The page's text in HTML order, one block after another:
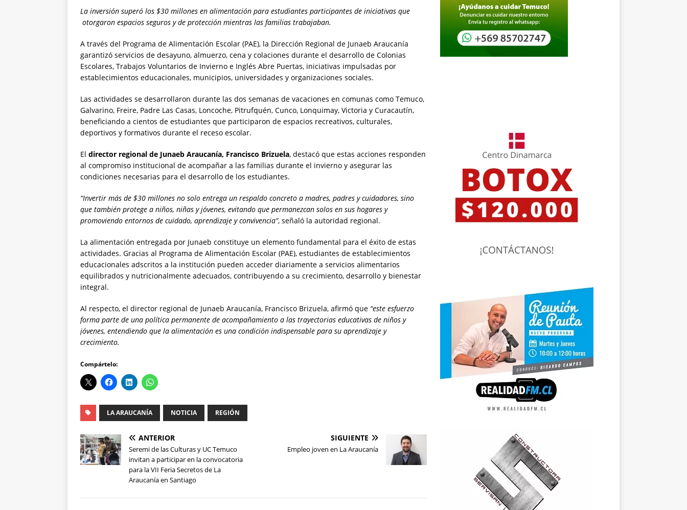
La inversión superó los $30 millones en alimentación para estudiantes participantes de iniciativas que
otorgaron espacios seguros y de protección mientras las familias trabajaban.
A través del Programa de Alimentación Escolar (PAE), la Dirección Regional de Junaeb Araucanía
garantizó servicios de desayuno, almuerzo, cena y colaciones durante el desarrollo de Colonias
Escolares, Trabajos Voluntarios de Invierno e Inglés Abre Puertas, iniciativas impulsadas por
establecimientos educacionales, municipios, universidades y organizaciones sociales.
Las actividades se desarrollaron durante las dos semanas de vacaciones en comunas como Temuco,
Galvarino, Freire, Padre Las Casas, Loncoche, Pitrufquén, Cunco, Lonquimay, Victoria y Curacautín,
beneficiando a cientos de estudiantes que participaron de espacios recreativos, culturales,
deportivos y formativos durante el receso escolar.
El director regional de Junaeb Araucanía, Francisco Brizuela, destacó que estas acciones responden
al compromiso institucional de acompañar a las familias durante el invierno y asegurar las
condiciones necesarias para el desarrollo de los estudiantes.
“Invertir más de $30 millones no solo entrega un respaldo concreto a madres, padres y cuidadores, sino
que también protege a niños, niñas y jóvenes, evitando que permanezcan solos en sus hogares y
promoviendo entornos de cuidado, aprendizaje y convivencia”, señaló la autoridad regional.
La alimentación entregada por Junaeb constituye un elemento fundamental para el éxito de estas
actividades. Gracias al Programa de Alimentación Escolar (PAE), estudiantes de establecimientos
educacionales adscritos a la institución pueden acceder diariamente a servicios alimentarios
equilibrados y nutricionalmente adecuados, contribuyendo a su crecimiento, desarrollo y bienestar
integral.
Al respecto, el director regional de Junaeb Araucanía, Francisco Brizuela, afirmó que “este esfuerzo
forma parte de una política permanente de acompañamiento a las trayectorias educativas de niños y
jóvenes, entendiendo que la alimentación es una condición indispensable para su aprendizaje y
crecimiento.
Compártelo:
LA ARAUCANÍA NOTICIA REGIÓN
ANTERIOR
Seremi de las Culturas y UC Temuco
invitan a participar en la convocatoria
para la VII Feria Secretos de La
Araucanía en Santiago
SIGUIENTE
Empleo joven en La Araucanía